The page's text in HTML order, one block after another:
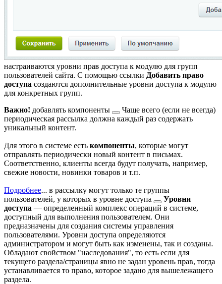
настраиваются уровни прав доступа к модулю для групп
пользователей сайта. С помощью ссылки Добавить право
доступа создаются дополнительные уровни доступа к модулю
для конкретных групп.
Важно! добавлять компоненты
Чаще всего (если не всегда)
периодическая рассылка должна каждый раз содержать
уникальный контент.
Для этого в системе есть компоненты, которые могут
отправлять периодически новый контент в письмах.
Соответственно, клиенты всегда будут получать, например,
свежие новости, новинки товаров и т.п.
Подробнее... в рассылку могут только те группы
пользователей, у которых в уровне доступа
Уровни
доступа — определенный комплекс операций в системе,
доступный для выполнения пользователем. Они
предназначены для создания системы управления
пользователями. Уровни доступа определяются
администратором и могут быть как изменены, так и созданы.
Обладают свойством "наследования", то есть если для
текущего раздела/страницы явно не задан уровень прав, тогда
устанавливается то право, которое задано для вышележащего
раздела.